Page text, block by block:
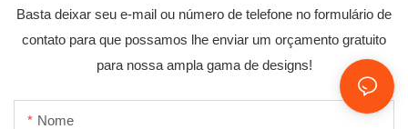
Basta deixar seu e-mail ou número de telefone no formulário de
contato para que possamos lhe enviar um orçamento gratuito
para nossa ampla gama de designs!
Nome